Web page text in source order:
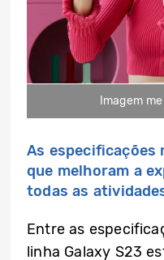
Imagem
As especificações
que melhoram a
todas as
Entre as
linha Galaxy S23